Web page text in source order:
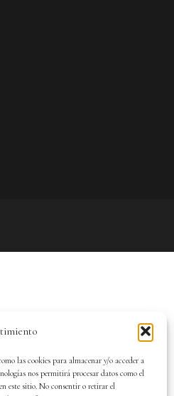
las cookies para almacenar y/o acceder a
nos permitirá procesar datos como el
este sitio. No consentir o retirar el